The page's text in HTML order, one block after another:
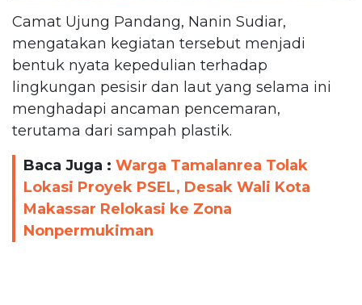
Camat Ujung Pandang, Nanin Sudiar,
mengatakan kegiatan tersebut menjadi
bentuk nyata kepedulian terhadap
lingkungan pesisir dan laut yang selama ini
menghadapi ancaman pencemaran,
terutama dari sampah plastik.
Baca Juga : Warga Tamalanrea Tolak
Lokasi Proyek PSEL, Desak Wali Kota
Makassar Relokasi ke Zona
Nonpermukiman